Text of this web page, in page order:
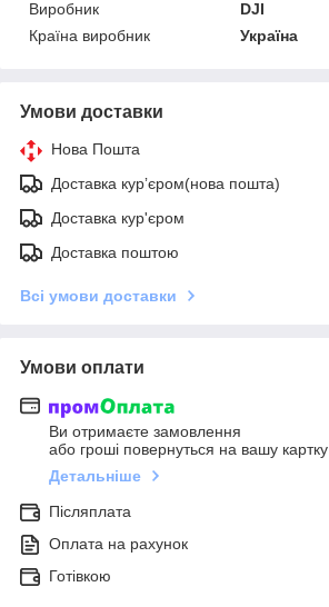
Виробник
DJI
Країна виробник
Україна
Умови доставки
Нова Пошта
Доставка курʼєром(нова пошта)
Доставка кур'єром
Доставка поштою
Всі умови доставки
Умови оплати
Ви отримаєте замовлення
або гроші повернуться на вашу картку
Детальніше
Післяплата
Оплата на рахунок
Готівкою